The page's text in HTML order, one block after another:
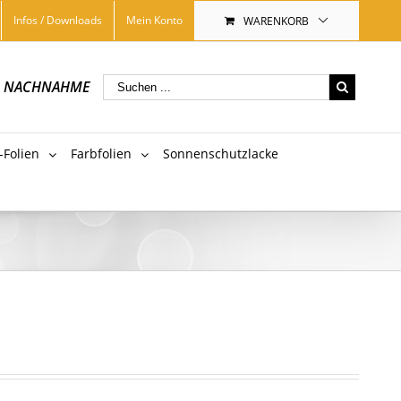
Infos / Downloads Mein Konto WARENKORB
NACHNAHME
Folien Farbfolien Sonnenschutzlacke